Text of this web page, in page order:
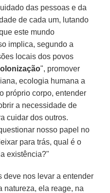
das pessoas e da
de cada um, lutando
este mundo
implica, segundo a
locais dos povos
", promover
ecologia humana a
próprio corpo, entender
a necessidade de
cuidar dos outros.
nosso papel no
para trás, qual é o
existência?"
deve nos levar a entender
natureza, ela reage, na